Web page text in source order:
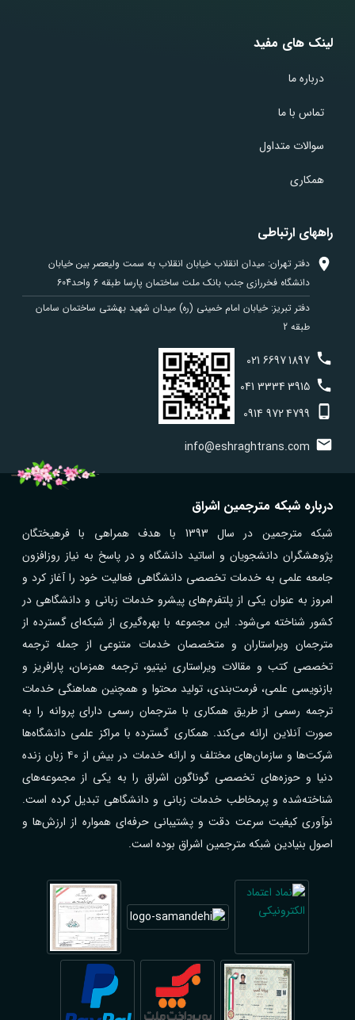
لینک های مفید
درباره ما
تماس با ما
سوالات متداول
همکاری
راههای ارتباطی
دفتر تهران: میدان انقلاب خیابان انقلاب به سمت ولیعصر بین خیابان
دانشگاه فخررازی جنب بانک ملت ساختمان پارسا طبقه 6 واحد604
دفتر تبریز: خیابان امام خمینی (ره) میدان شهید بهشتی ساختمان سامان
طبقه 2
021 66971897
041 33343915
0914 9724799
info@eshraghtrans.com
درباره شبکه مترجمین اشراق
شبکه مترجمین در سال 1393 با هدف همراهی با فرهیختگان
پژوهشگران دانشجویان و اساتید دانشگاه و در پاسخ به نیاز روزافزون
جامعه علمی به خدمات تخصصی دانشگاهی فعالیت خود را آغاز کرد و
امروز به عنوان یکی از پلتفرم‌های پیشرو خدمات زبانی و دانشگاهی در
کشور شناخته می‌شود. این مجموعه با بهره‌گیری از شبکه‌ای گسترده از
مترجمان ویراستاران و متخصصان خدمات متنوعی از جمله ترجمه
تخصصی کتب و مقالات ویراستاری نیتیو، ترجمه همزمان، پارافریز و
بازنویسی علمی، فرمت‌بندی، تولید محتوا و همچنین هماهنگی خدمات
ترجمه رسمی از طریق همکاری با مترجمان رسمی دارای پروانه را به
صورت آنلاین ارائه می‌کند. همکاری گسترده با مراکز علمی دانشگاه‌ها
شرکت‌ها و سازمان‌های مختلف و ارائه خدمات در بیش از ۴۰ زبان زنده
دنیا و حوزه‌های تخصصی گوناگون اشراق را به یکی از مجموعه‌های
شناخته‌شده و پرمخاطب خدمات زبانی و دانشگاهی تبدیل کرده است.
نوآوری کیفیت سرعت دقت و پشتیبانی حرفه‌ای همواره از ارزش‌ها و
اصول بنیادین شبکه مترجمین اشراق بوده است.